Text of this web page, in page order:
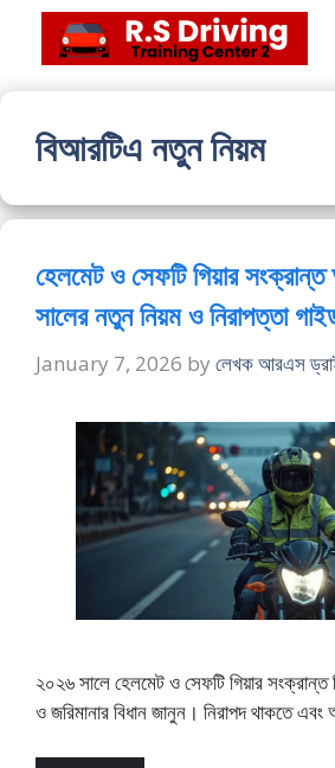
content
বিআরটিএ নতুন নিয়ম
হেলমেট ও সেফটি গিয়ার
সালের নতুন নিয়ম ও নিরাপত্তা
January 7, 2026 by লেখক আরএস
২০২৬ সালে হেলমেট ও সেফটি গিয়ার
ও জরিমানার বিধান জানুন। নিরাপদ থাকতে